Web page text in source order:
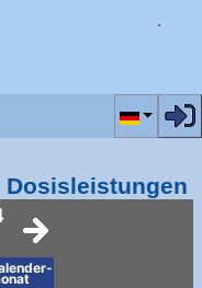
Sprache
Dosisleistungen